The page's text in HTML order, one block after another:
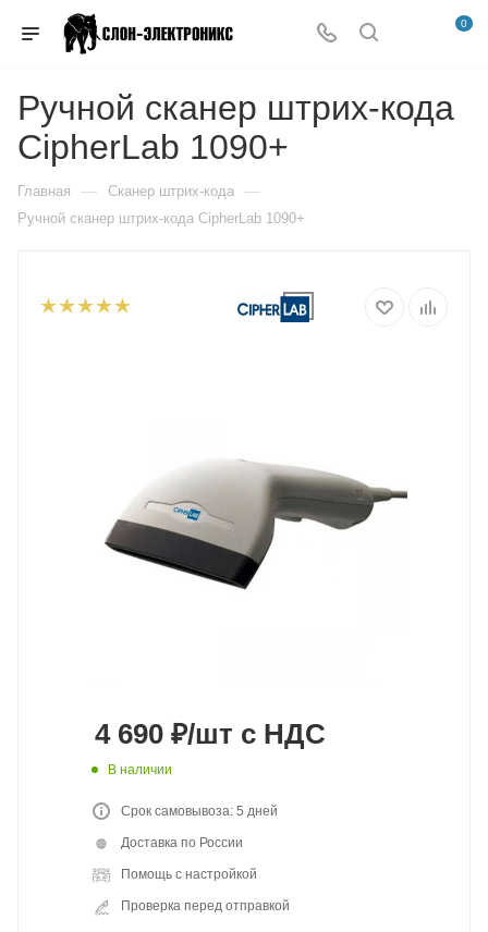
0
Ручной сканер штрих-кода
CipherLab 1090+
Главная — Сканер штрих-кода —
Ручной сканер штрих-кода CipherLab 1090+
4 690 ₽/шт с НДС
В наличии
Срок самовывоза: 5 дней
Доставка по России
Помощь с настройкой
Проверка перед отправкой